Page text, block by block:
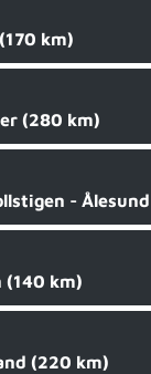
km)
(280 km)
-
(140 km)
(220 km)